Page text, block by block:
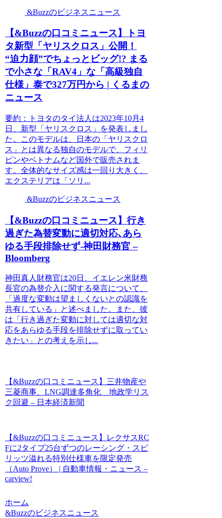
&Buzzのビジネスニュース
【&Buzzの口コミニュース】トヨ
タ新型「ヤリスクロス」公開！
“迫力顔”でちょっとビッグ!? まる
で小さな「RAV4」な「高級独自
仕様」泰で327万円から | くるまの
ニュース
要約：トヨタのタイ法人は2023年10月4
日、新型「ヤリスクロス」を発表しまし
た。このモデルは、日本の「ヤリスクロ
ス」とは異なる独自のモデルで、フィリ
ピンやベトナムなど国外で販売されま
す。全体的なサイズ感は一回り大きく、
エクステリアは「ソリ...
&Buzzのビジネスニュース
【&Buzzの口コミニュース】行き
過ぎた為替変動に適切対応､あら
ゆる手段排除せず-神田財務官 –
Bloomberg
神田真人財務官は20日、イエレン米財務
長官の為替介入に関する発言について、
「過度な変動は望ましくないとの認識を
共有している」と述べました。また、彼
は「行き過ぎた変動に対しては適切な対
応をあらゆる手段を排除せずに取ってい
きたい」との考えを示し...
【&Buzzの口コミニュース】三井物産や
三菱商事、LNG調達多角化 地政学リス
ク回避 – 日本経済新聞
【&Buzzの口コミニュース】レクサスRC
Fに2タイプ25台ずつのレーシング・スピ
リッツ溢れる特別仕様車を限定発売
（Auto Prove） | 自動車情報・ニュース –
carview!
ホーム
&Buzzのビジネスニュース